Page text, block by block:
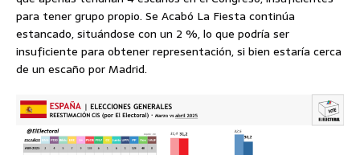
para tener grupo propio. Se Acabó La Fiesta continúa
estancado, situándose con un 2 %, lo que podría ser
insuficiente para obtener representación, si bien estaría cerca
de un escaño por Madrid.